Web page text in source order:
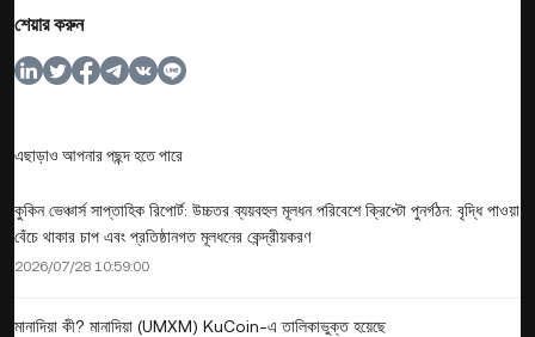
শেয়ার করুন
এছাড়াও আপনার পছন্দ হতে পারে
কুকিন ভেঞ্চার্স সাপ্তাহিক রিপোর্ট: উচ্চতর ব্যয়বহুল মূলধন পরিবেশে ক্রিপ্টো পুনর্গঠন: বৃদ্ধি পাওয়া
বেঁচে থাকার চাপ এবং প্রতিষ্ঠানগত মূলধনের কেন্দ্রীয়করণ
2026/07/28 10:59:00
মানাদিয়া কী? মানাদিয়া (UMXM) KuCoin-এ তালিকাভুক্ত হয়েছে